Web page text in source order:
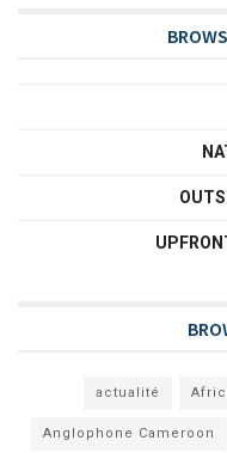
actualité
Anglophone Cameroon